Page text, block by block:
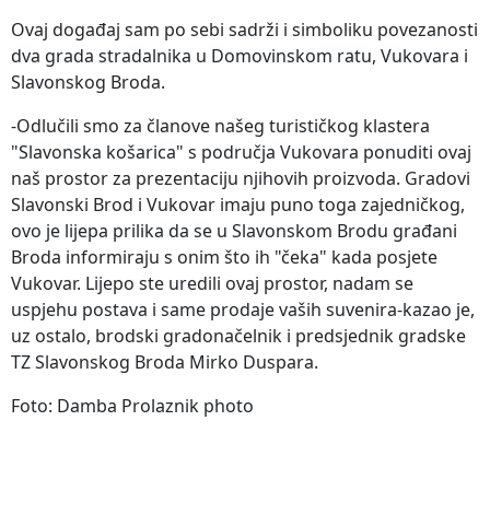
Ovaj događaj sam po sebi sadrži i simboliku povezanosti
dva grada stradalnika u Domovinskom ratu, Vukovara i
Slavonskog Broda.
-Odlučili smo za članove našeg turističkog klastera
"Slavonska košarica" s područja Vukovara ponuditi ovaj
naš prostor za prezentaciju njihovih proizvoda. Gradovi
Slavonski Brod i Vukovar imaju puno toga zajedničkog,
ovo je lijepa prilika da se u Slavonskom Brodu građani
Broda informiraju s onim što ih "čeka" kada posjete
Vukovar. Lijepo ste uredili ovaj prostor, nadam se
uspjehu postava i same prodaje vaših suvenira-kazao je,
uz ostalo, brodski gradonačelnik i predsjednik gradske
TZ Slavonskog Broda Mirko Duspara.
Foto: Damba Prolaznik photo